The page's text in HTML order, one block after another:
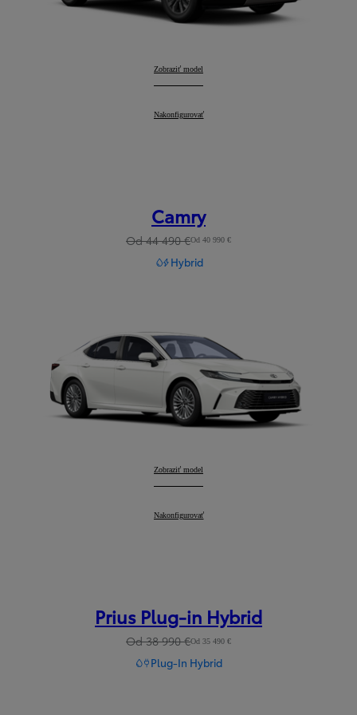
RAV4:
Zobraziť model
RAV4:
Nakonfigurovať
Camry
Od 44 490 €Od 40 990 €
Hybrid
Camry:
Zobraziť model
Camry:
Nakonfigurovať
Prius Plug-in Hybrid
Od 38 990 €Od 35 490 €
Plug-In Hybrid